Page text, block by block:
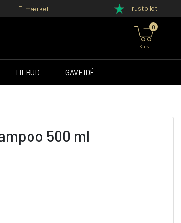
E-mærket Trustpilot
Kurv
0
TILBUD GAVEIDÉ
500 ml